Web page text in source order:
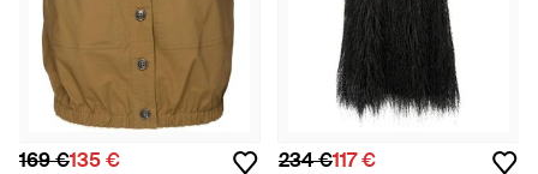
169 €135 € 234 €117 €